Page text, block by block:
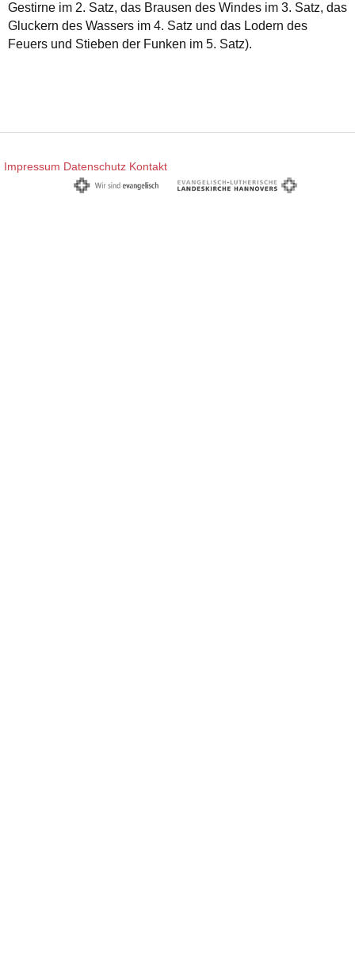
Gestirne im 2. Satz, das Brausen des Windes im 3. Satz, das
Gluckern des Wassers im 4. Satz und das Lodern des
Feuers und Stieben der Funken im 5. Satz).
Impressum Datenschutz Kontakt